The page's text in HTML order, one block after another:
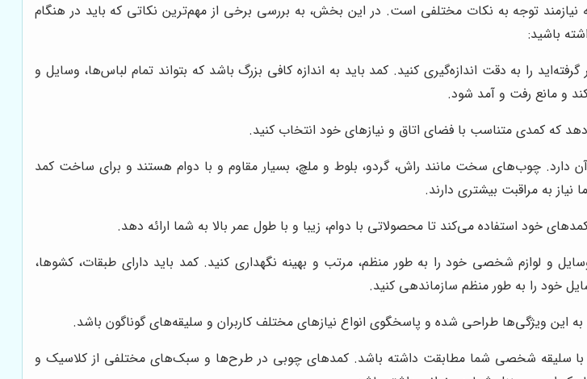
توجه به نکات مختلفی است. در این بخش، به بررسی برخی از مهم‌ترین نکاتی که باید در هنگام
باشید:
را به دقت اندازه‌گیری کنید. کمد باید به اندازه کافی بزرگ باشد که بتواند تمام لباس‌ها، وسایل و
و مانع رفت و آمد شود.
که کمدی متناسب با فضای اتاق و نیازهای خود انتخاب کنید.
دارد. چوب‌های سخت مانند راش، گردو، بلوط و ملچ، بسیار مقاوم و با دوام هستند و برای ساخت کمد
به مراقبت بیشتری دارند.
خود استفاده می‌کند تا محصولاتی با دوام، زیبا و با طول عمر بالا به شما ارائه دهد.
و لوازم شخصی خود را به طور منظم، مرتب و بهینه نگهداری کنید. کمد باید دارای طبقات، کشوها،
خود را به طور منظم سازماندهی کنید.
این ویژگی‌ها طراحی شده و پاسخگوی انواع نیازهای مختلف کاربران و سلیقه‌های گوناگون باشد.
با سلیقه شخصی شما مطابقت داشته باشد. کمدهای چوبی در طرح‌ها و سبک‌های مختلفی از کلاسیک و